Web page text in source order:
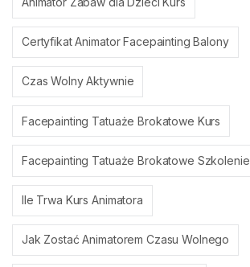
Certyfikat Animator Facepainting Balony
Czas Wolny Aktywnie
Facepainting Tatuaże Brokatowe Kurs
Facepainting Tatuaże Brokatowe Szkolenie
Ile Trwa Kurs Animatora
Jak Zostać Animatorem Czasu Wolnego